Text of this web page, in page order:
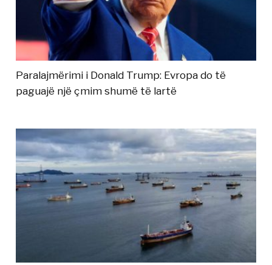
Paralajmërimi i Donald Trump: Evropa do të
paguajë një çmim shumë të lartë